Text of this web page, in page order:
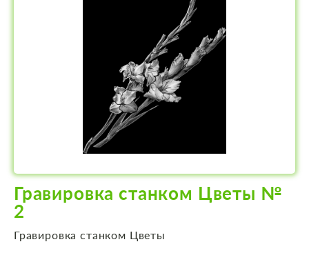
Гравировка станком Цветы №
2
Гравировка станком Цветы